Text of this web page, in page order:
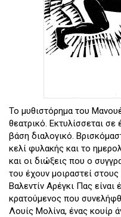
Το μυθιστόρημα του
θεατρικό. Εκτυλίσσεται σε
βάση διαλογικό.
κελί φυλακής και το
και οι διώξεις που ο
του έχουν μοιραστεί
Βαλεντίν Αρέγκι Πας είναι
κρατούμενος που
Λουίς Μολίνα, ένας κουίρ